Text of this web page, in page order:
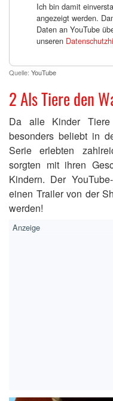
Ich bin damit
angezeigt werden.
Daten an YouTube
unseren
Quelle: YouTube
2 Als Tiere den
Da alle Kinder
besonders beliebt in
Serie erlebten
sorgten mit ihren
Kindern. Der
einen Trailer von der
werden!